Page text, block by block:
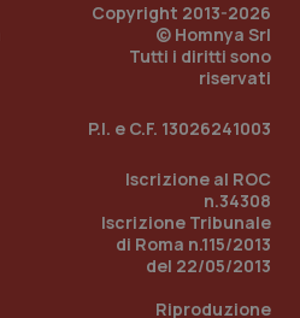
Copyright 2013-2026
© Homnya Srl
Tutti i diritti sono
riservati
P.I. e C.F. 13026241003
Iscrizione al ROC
n.34308
Iscrizione Tribunale
di Roma n.115/2013
del 22/05/2013
Riproduzione